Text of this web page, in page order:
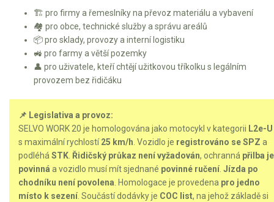
🏗️ pro firmy a řemeslníky na převoz materiálu a vybavení
🏘️ pro obce, technické služby a správu areálů
📦 pro sklady, provozy a interní logistiku
🚜 pro farmy a větší pozemky
👤 pro uživatele, kteří chtějí užitkovou tříkolku s legálním
provozem bez řidičáku
📌 Legislativa a provoz:
SELVO WORK 20 je homologována jako motocykl v kategorii L2e-U
s maximální rychlostí25 km/h . Vozidlo je registrováno se SPZ a
podléhá STK Řidičský průkaz není vyžadován, ochranná přilba je
povinná a vozidlo musí mít sjednané povinné ručení Jízda po
chodníku není povolena . Homologace je provedena pro jedno
místo k sezení . Součástí dodávky je COC list, na jehož základě si